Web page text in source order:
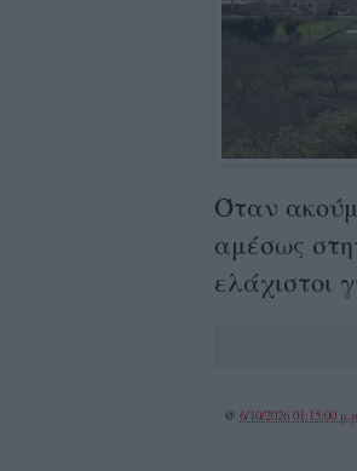
Όταν
αμέσως
ελάχιστοι
@ 6/10/2026 01:15:00